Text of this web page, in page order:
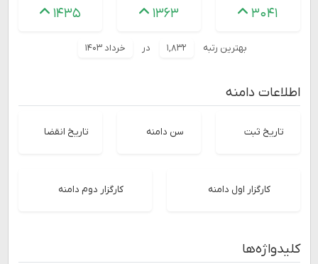
۳۰۴۱ ۱۳۶۳ ۱۴۳۵
بهترین رتبه ۱,۸۳۲ در خرداد ۱۴۰۳
اطلاعات دامنه
تاریخ ثبت سن دامنه تاریخ انقضا
کارگزار اول دامنه کارگزار دوم دامنه
کلیدواژه‌ها